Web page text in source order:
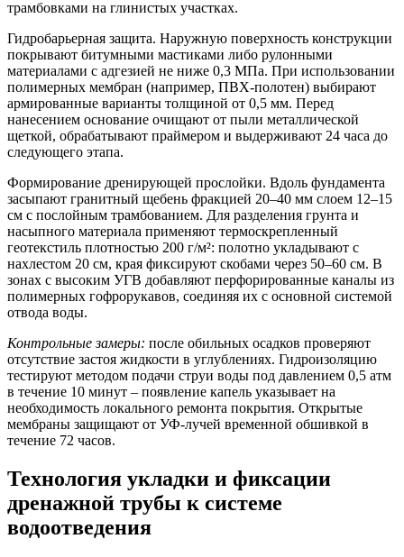
трамбовками на глинистых участках.
Гидробарьерная защита. Наружную поверхность конструкции
покрывают битумными мастиками либо рулонными
материалами с адгезией не ниже 0,3 МПа. При использовании
полимерных мембран (например, ПВХ-полотен) выбирают
армированные варианты толщиной от 0,5 мм. Перед
нанесением основание очищают от пыли металлической
щеткой, обрабатывают праймером и выдерживают 24 часа до
следующего этапа.
Формирование дренирующей прослойки. Вдоль фундамента
засыпают гранитный щебень фракцией 20–40 мм слоем 12–15
см с послойным трамбованием. Для разделения грунта и
насыпного материала применяют термоскрепленный
геотекстиль плотностью 200 г/м²: полотно укладывают с
нахлестом 20 см, края фиксируют скобами через 50–60 см. В
зонах с высоким УГВ добавляют перфорированные каналы из
полимерных гофрорукавов, соединяя их с основной системой
отвода воды.
Контрольные замеры: после обильных осадков проверяют
отсутствие застоя жидкости в углублениях. Гидроизоляцию
тестируют методом подачи струи воды под давлением 0,5 атм
в течение 10 минут – появление капель указывает на
необходимость локального ремонта покрытия. Открытые
мембраны защищают от УФ-лучей временной обшивкой в
течение 72 часов.
Технология укладки и фиксации
дренажной трубы к системе
водоотведения